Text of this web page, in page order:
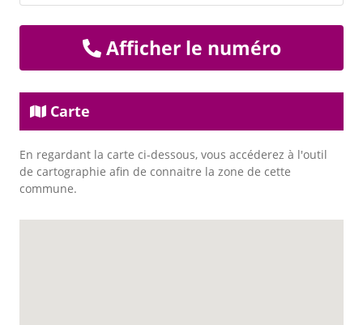
Afficher le numéro
Carte
En regardant la carte ci-dessous, vous accéderez à l'outil
de cartographie afin de connaitre la zone de cette
commune.